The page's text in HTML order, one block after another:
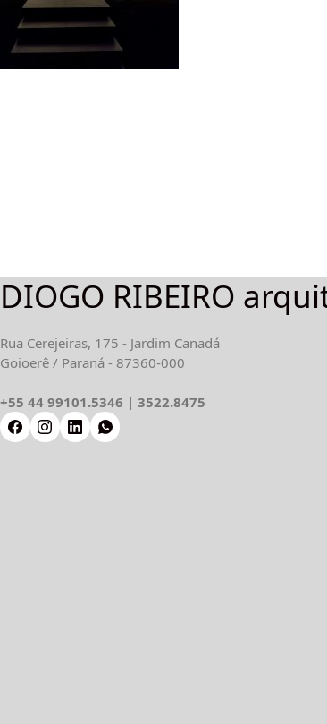
DIOGO RIBEIRO
Rua Cerejeiras, 175 - Jardim Canadá
Goioerê / Paraná - 87360-000
+55 44 99101.5346 | 3522.8475